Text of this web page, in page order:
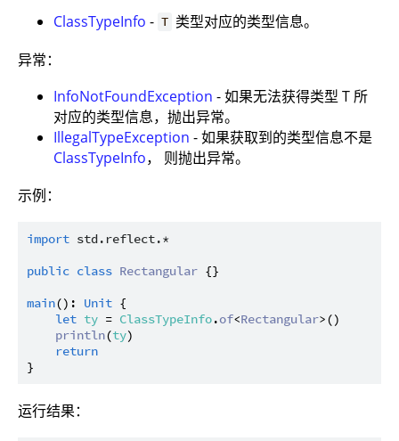
ClassTypeInfo - T 类型对应的类型信息。
异常：
InfoNotFoundException - 如果无法获得类型 T 所
对应的类型信息，抛出异常。
IllegalTypeException - 如果获取到的类型信息不是
ClassTypeInfo， 则抛出异常。
示例：
import std.reflect.*
public class Rectangular {}
main(): Unit {
let ty = ClassTypeInfo.of<Rectangular>()
println(ty)
return
运行结果：